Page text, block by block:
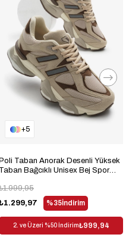
5
Poli Taban Anorak Desenli Yüksek
Taban Bağcıklı Unisex Bej Spor
%35İndirim
2. ve Üzeri %50 İndirim₺999,94